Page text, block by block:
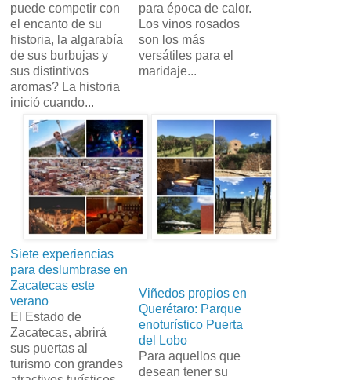
puede competir con
el encanto de su
historia, la algarabía
de sus burbujas y
sus distintivos
aromas? La historia
inició cuando...
para época de calor.
Los vinos rosados
son los más
versátiles para el
maridaje...
Siete experiencias
para deslumbrase en
Zacatecas este
verano
El Estado de
Zacatecas, abrirá
sus puertas al
turismo con grandes
Viñedos propios en
Querétaro: Parque
enoturístico Puerta
del Lobo
Para aquellos que
desean tener su